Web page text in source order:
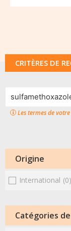
CRITÈRES DE
Les termes de
Origine
International (0)
Catégories